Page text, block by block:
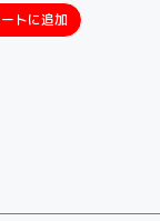
トに追加